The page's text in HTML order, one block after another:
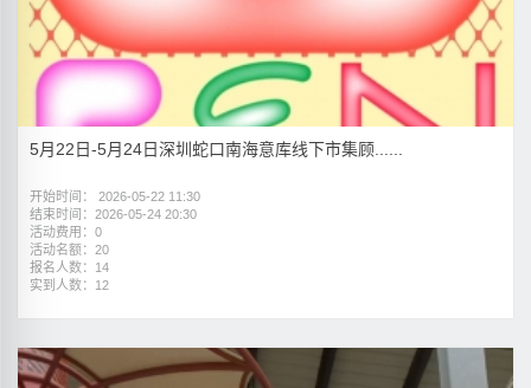
5月22日-5月24日深圳蛇口南海意库线下市集顾......
开始时间： 2026-05-22 11:30
结束时间：2026-05-24 20:30
活动费用：0
活动名额：20
报名人数：14
实到人数：12